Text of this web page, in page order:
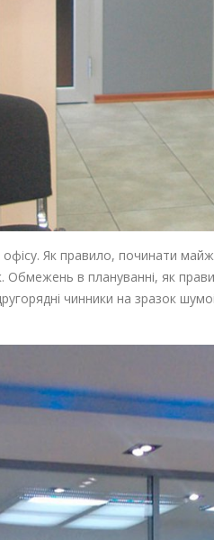
офісу. Як правило, починати
в плануванні, як
чинники на зразок